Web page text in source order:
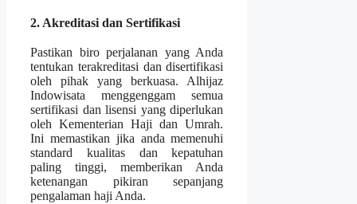
2. Akreditasi dan Sertifikasi
Pastikan biro perjalanan yang Anda
tentukan terakreditasi dan disertifikasi
oleh pihak yang berkuasa. Alhijaz
Indowisata menggenggam semua
sertifikasi dan lisensi yang diperlukan
oleh Kementerian Haji dan Umrah.
Ini memastikan jika anda memenuhi
standard kualitas dan kepatuhan
paling tinggi, memberikan Anda
ketenangan pikiran sepanjang
pengalaman haji Anda.